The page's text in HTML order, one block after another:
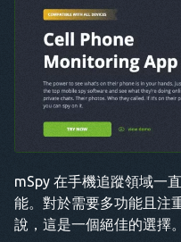
mSpy 在手機追蹤領域一
能。對於需要多功能且注
說，這是一個絕佳的選擇